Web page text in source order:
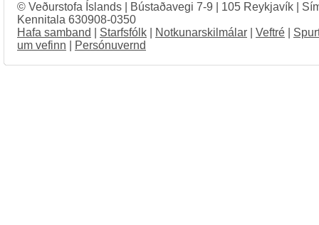
© Veðurstofa Íslands | Bústaðavegi 7-9 | 105 Reykjavík |
Kennitala 630908-0350
Hafa samband
Starfsfólk Notkunarskilmálar Veftré
um vefinn
Persónuvernd